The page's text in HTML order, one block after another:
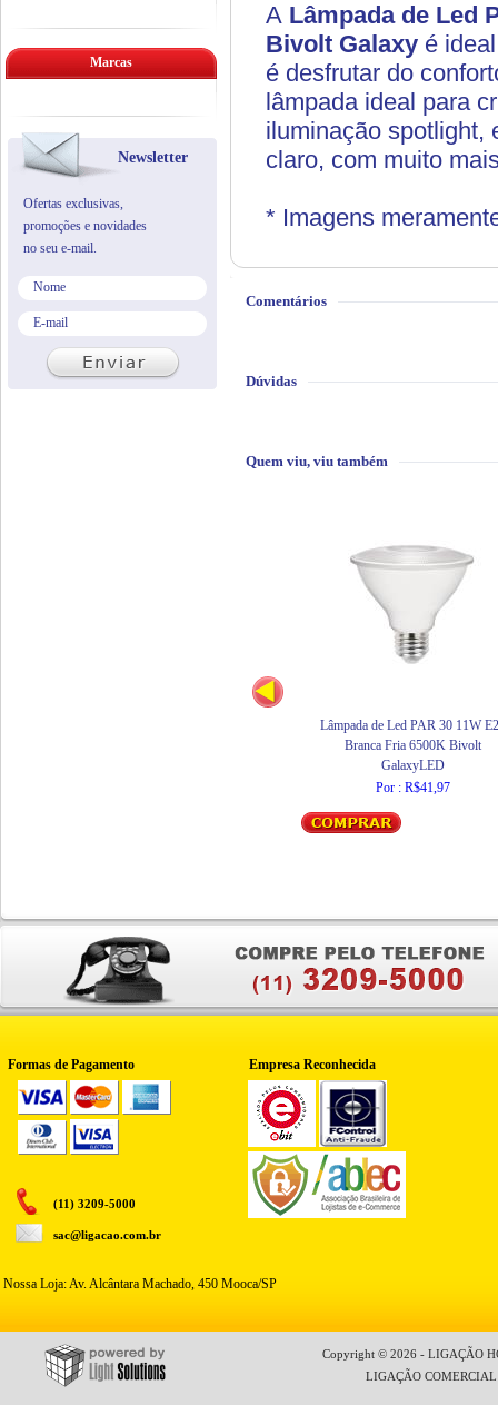
A Lâmpada de Led
Bivolt Galaxy é
é desfrutar do
lâmpada ideal para
iluminação spotlight,
claro, com muito
* Imagens
Comentários
Dúvidas
Quem viu, viu também
Lâmpada de Led PAR 30 11W
Branca Fria 6500K Bivolt
GalaxyLED
Por : R$41,97
Marcas
Newsletter
Ofertas exclusivas,
promoções e novidades
no seu e-mail.
Formas de Pagamento Empresa Reconhecida
(11) 3209-5000
sac@ligacao.com.br
Nossa Loja: Av. Alcântara Machado, 450 Mooca/SP
Copyright © 2026 - LIGAÇÃO
LIGAÇÃO